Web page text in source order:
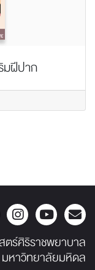
มฝีปาก
ร์ศิริราชพยาบาล
มหาวิทยาลัยมหิดล